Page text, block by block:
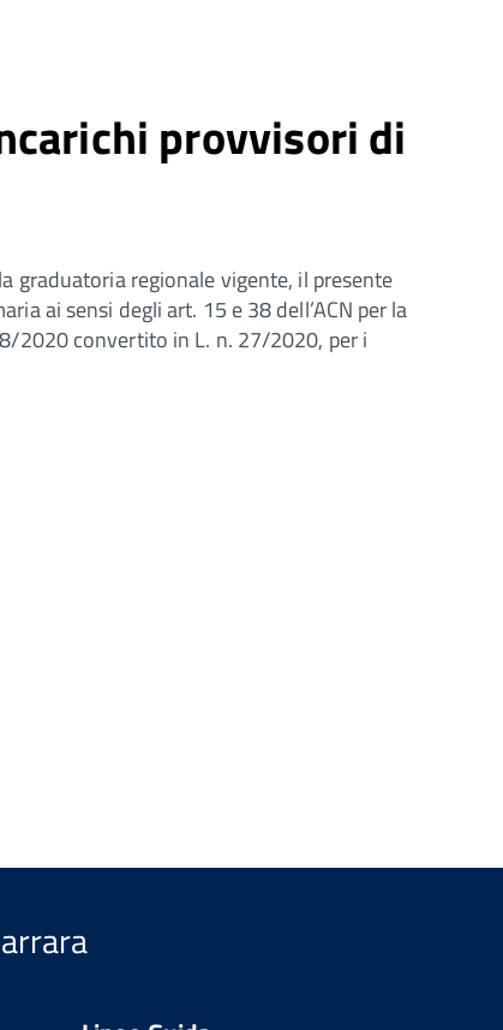
provvisori di
graduatoria regionale vigente, il presente
ai sensi degli art. 15 e 38 dell’ACN per la
2020 convertito in L. n. 27/2020, per i